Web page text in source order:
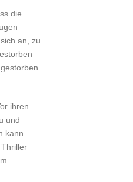
die
an, zu
ihren
und
kann